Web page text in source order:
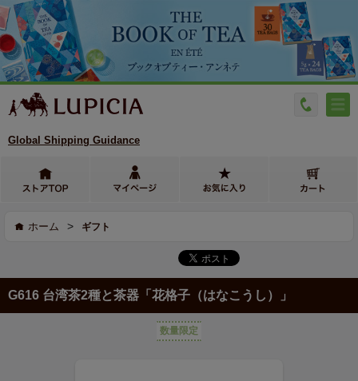
Global Shipping Guidance
ホーム > ギフト
G616 台湾茶2種と茶器「花格子（はなこうし）」
数量限定